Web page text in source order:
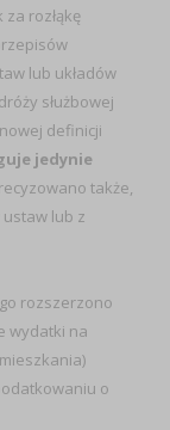
rozłąkę
lub układów
służbowej
definicji
jedynie
także,
lub z
rozszerzono
wydatki na
o